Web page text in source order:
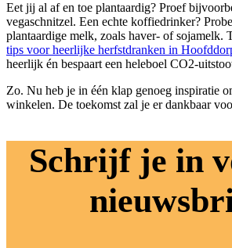
Eet jij al af en toe plantaardig? Proef
vegaschnitzel. Een echte koffiedrinker?
plantaardige melk, zoals haver- of sojamelk.
tips voor heerlijke herfstdranken in
heerlijk én bespaart een heleboel CO2-
Zo. Nu heb je in één klap genoeg inspiratie
winkelen. De toekomst zal je er dankbaar
Schrijf je in